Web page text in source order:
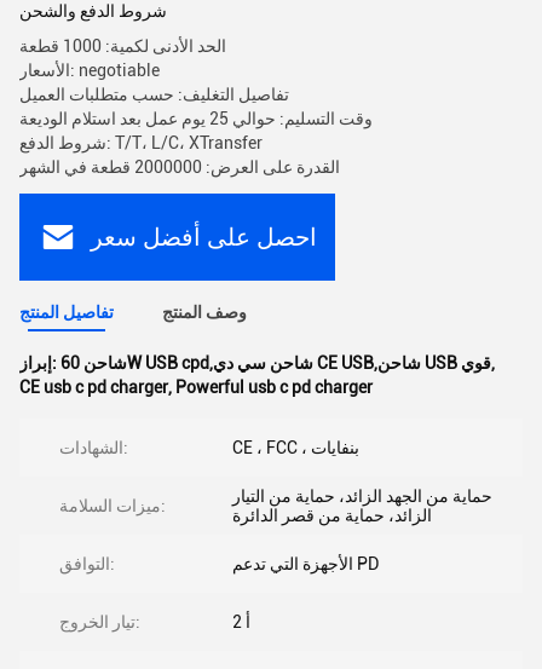
شروط الدفع والشحن
الحد الأدنى لكمية: 1000 قطعة
الأسعار: negotiable
تفاصيل التغليف: حسب متطلبات العميل
وقت التسليم: حوالي 25 يوم عمل بعد استلام الوديعة
شروط الدفع: T/T، L/C، XTransfer
القدرة على العرض: 2000000 قطعة في الشهر
احصل على أفضل سعر
تفاصيل المنتج وصف المنتج
إبراز: شاحن 60W USB cpd,شاحن سي دي CE USB,شاحن USB قوي,
CE usb c pd charger, Powerful usb c pd charger
الشهادات: CE ، FCC ، بنفايات
ميزات السلامة:
حماية من الجهد الزائد، حماية من التيار
الزائد، حماية من قصر الدائرة
التوافق: الأجهزة التي تدعم PD
تيار الخروج: 2 أ